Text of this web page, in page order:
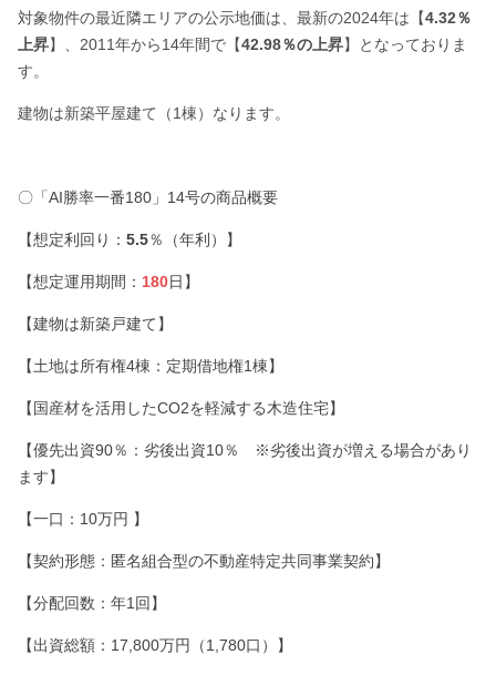
対象物件の最近隣エリアの公示地価は、最新の2024年は【4.32％
上昇】、2011年から14年間で【42.98％の上昇】となっておりま
す。
建物は新築平屋建て（1棟）なります。
〇「AI勝率一番180」14号の商品概要
【想定利回り： 5.5％（年利）】
【想定運用期間： 180日】
【建物は新築戸建て】
【土地は所有権4棟：定期借地権1棟】
【国産材を活用したCO2を軽減する木造住宅】
【優先出資90％：劣後出資10％ ※劣後出資が増える場合があり
ます】
【一口：10万円 】
【契約形態：匿名組合型の不動産特定共同事業契約】
【分配回数：年1回】
【出資総額：17,800万円（1,780口）】